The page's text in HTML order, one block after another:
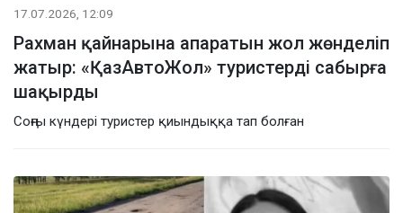
17.07.2026, 12:09
Рахман қайнарына апаратын жол жөнделіп
жатыр: «ҚазАвтоЖол» туристерді сабырға
шақырды
Соңғы күндері туристер қиындыққа тап болған